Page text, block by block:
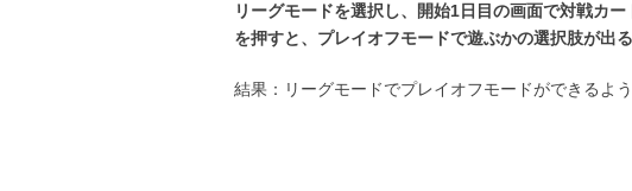
リーグモードを選択し、開始1日目の画面で対戦カ
を押すと、プレイオフモードで遊ぶかの選択肢が出
結果：リーグモードでプレイオフモードができるよう